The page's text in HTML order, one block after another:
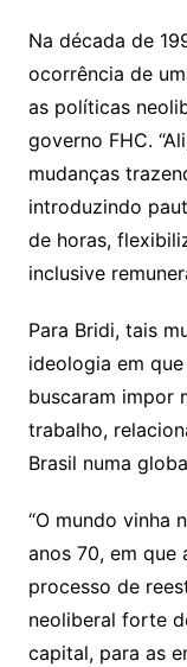
Na década de
ocorrência de
as políticas
governo FHC.
mudanças
introduzindo
de horas,
inclusive
Para Bridi, tais
ideologia em
buscaram impor
trabalho,
Brasil numa
“O mundo vinha
anos 70, em que
processo de
neoliberal forte
capital, para as